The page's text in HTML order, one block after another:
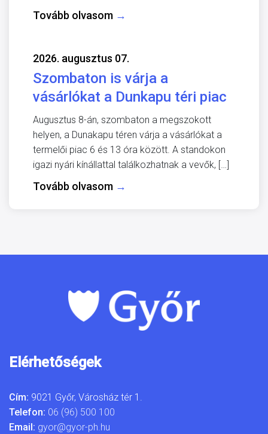
Tovább olvasom →
2026. augusztus 07.
Szombaton is várja a
vásárlókat a Dunkapu téri piac
Augusztus 8-án, szombaton a megszokott
helyen, a Dunakapu téren várja a vásárlókat a
termelői piac 6 és 13 óra között. A standokon
igazi nyári kínállattal találkozhatnak a vevők, […]
Tovább olvasom →
Elérhetőségek
Cím: 9021 Győr, Városház tér 1.
Telefon: 06 (96) 500 100
Email: gyor@gyor-ph.hu